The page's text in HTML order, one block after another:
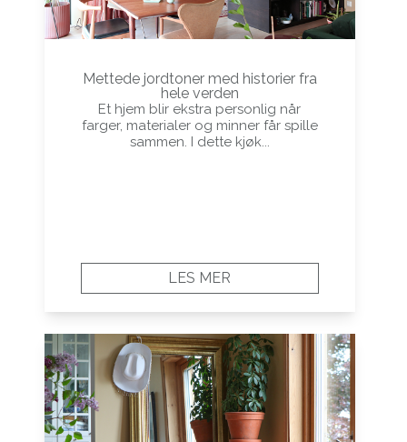
Mettede jordtoner med historier fra
hele verden
Et hjem blir ekstra personlig når
farger, materialer og minner får spille
sammen. I dette kjøk...
LES MER